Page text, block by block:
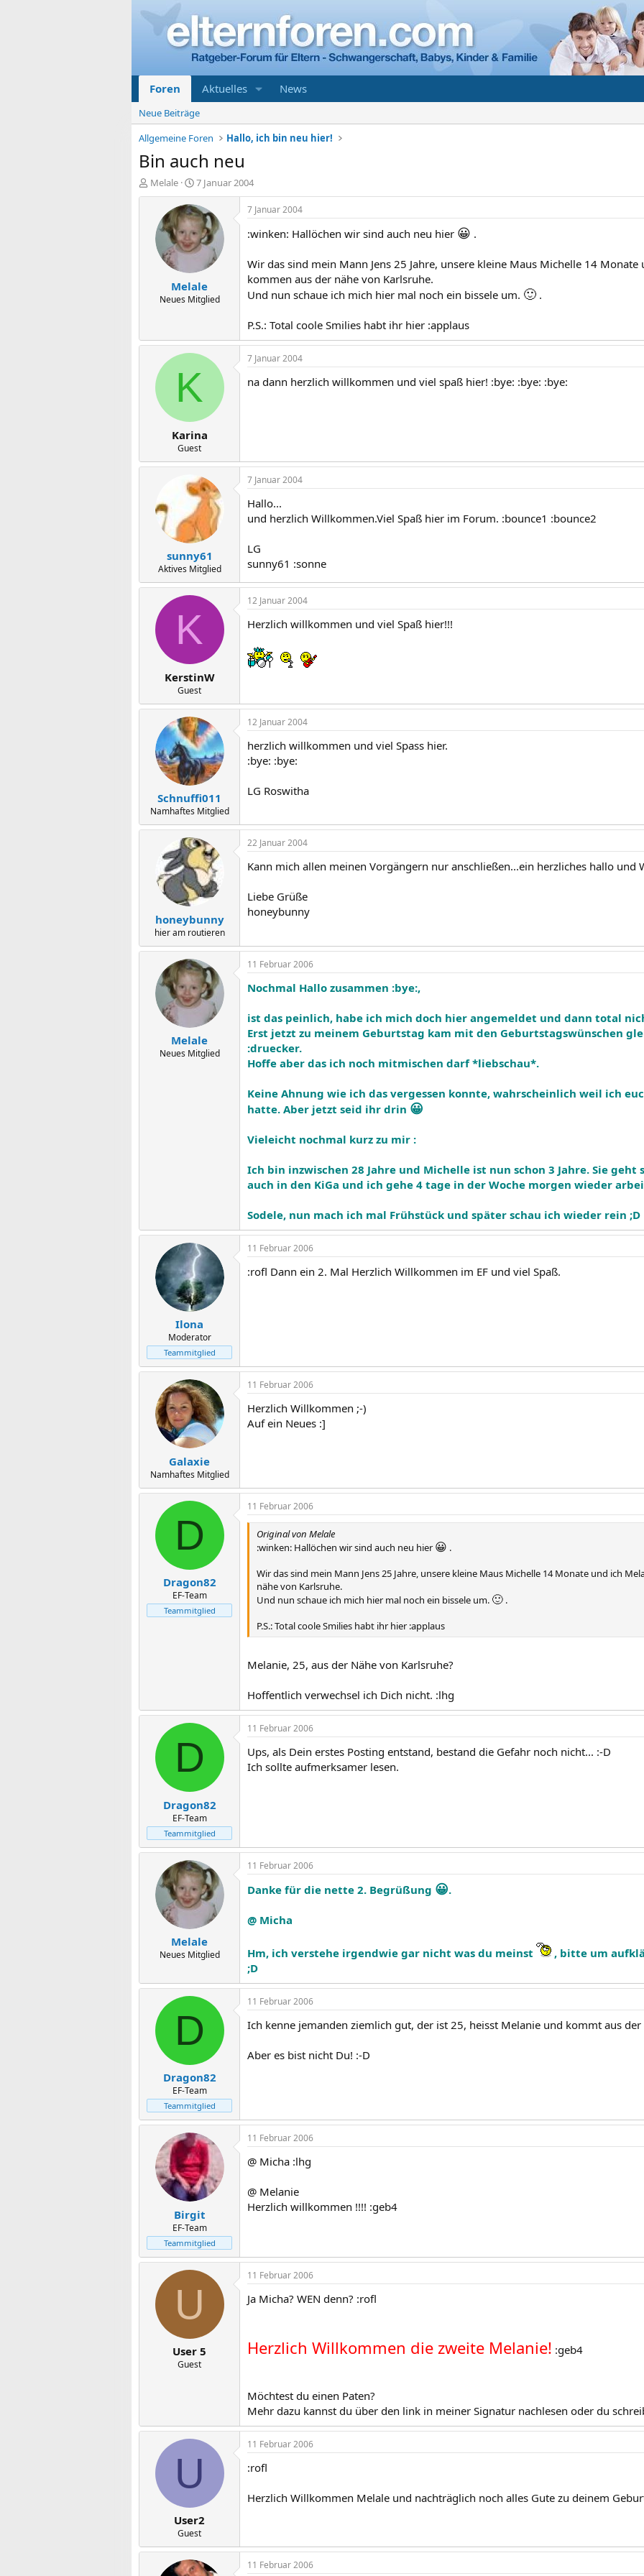
Foren Aktuelles News
Neue Beiträge
Allgemeine Foren
Hallo, ich bin neu hier!
Bin auch neu
E
r
Melale
E
r
s
t
e
l
t
a
m
7 Januar 2004
Melale
Neues Mitglied
7 Januar 2004
:winken: Hallöchen wir sind auch neu hier 😀 .
Wir das sind mein Mann Jens 25 Jahre, unsere kleine Maus Michelle 14
kommen aus der nähe von Karlsruhe.
Und nun schaue ich mich hier mal noch ein bissele um. 🙂 .
P.S.: Total coole Smilies habt ihr hier :applaus
K
Karina
Guest
7 Januar 2004
na dann herzlich willkommen und viel spaß hier! :bye: :bye: :bye:
sunny61
Aktives Mitglied
7 Januar 2004
Hallo...
und herzlich Willkommen.Viel Spaß hier im Forum. :bounce1 :bounce2
LG
sunny61 :sonne
K
KerstinW
Guest
12 Januar 2004
Herzlich willkommen und viel Spaß hier!!!
Schnuffi011
Namhaftes Mitglied
12 Januar 2004
herzlich willkommen und viel Spass hier.
:bye: :bye:
LG Roswitha
honeybunny
hier am routieren
22 Januar 2004
Kann mich allen meinen Vorgängern nur anschließen...ein herzliches hallo
Liebe Grüße
honeybunny
Melale
Neues Mitglied
11 Februar 2006
Nochmal Hallo zusammen :bye:,
ist das peinlich, habe ich mich doch hier angemeldet und dann total
Erst jetzt zu meinem Geburtstag kam mit den Geburtstagswünschen
:druecker.
Hoffe aber das ich noch mitmischen darf *liebschau*.
Keine Ahnung wie ich das vergessen konnte, wahrscheinlich weil ich
hatte. Aber jetzt seid ihr drin 😀
Vieleicht nochmal kurz zu mir :
Ich bin inzwischen 28 Jahre und Michelle ist nun schon 3 Jahre. Sie
auch in den KiGa und ich gehe 4 tage in der Woche morgen wieder
Sodele, nun mach ich mal Frühstück und später schau ich wieder rein ;D
Ilona
Moderator
Teammitglied
11 Februar 2006
:rofl Dann ein 2. Mal Herzlich Willkommen im EF und viel Spaß.
Galaxie
Namhaftes Mitglied
11 Februar 2006
Herzlich Willkommen ;-)
Auf ein Neues :]
D
Dragon82
EF-Team
Teammitglied
11 Februar 2006
Original von Melale
:winken: Hallöchen wir sind auch neu hier 😀 .
Wir das sind mein Mann Jens 25 Jahre, unsere kleine Maus Michelle 14 Monate und ich
nähe von Karlsruhe.
Und nun schaue ich mich hier mal noch ein bissele um. 🙂 .
P.S.: Total coole Smilies habt ihr hier :applaus
Melanie, 25, aus der Nähe von Karlsruhe?
Hoffentlich verwechsel ich Dich nicht. :lhg
D
Dragon82
EF-Team
Teammitglied
11 Februar 2006
Ups, als Dein erstes Posting entstand, bestand die Gefahr noch nicht... :-D
Ich sollte aufmerksamer lesen.
Melale
Neues Mitglied
11 Februar 2006
Danke für die nette 2. Begrüßung 😀.
@ Micha
Hm, ich verstehe irgendwie gar nicht was du meinst , bitte um
;D
D
Dragon82
EF-Team
Teammitglied
11 Februar 2006
Ich kenne jemanden ziemlich gut, der ist 25, heisst Melanie und kommt aus der
Aber es bist nicht Du! :-D
Birgit
EF-Team
Teammitglied
11 Februar 2006
@ Micha :lhg
@ Melanie
Herzlich willkommen !!!! :geb4
U
User 5
Guest
11 Februar 2006
Ja Micha? WEN denn? :rofl
Herzlich Willkommen die zweite Melanie! :geb4
Möchtest du einen Paten?
Mehr dazu kannst du über den link in meiner Signatur nachlesen oder du
U
User2
Guest
11 Februar 2006
:rofl
Herzlich Willkommen Melale und nachträglich noch alles Gute zu deinem
11 Februar 2006